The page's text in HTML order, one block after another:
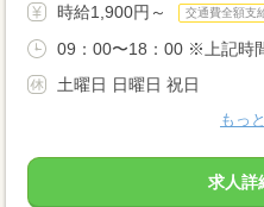
時給1,900円～ 交通費全額支
09：00〜18：00 ※上記時
土曜日 日曜日 祝日
もっ
求人詳